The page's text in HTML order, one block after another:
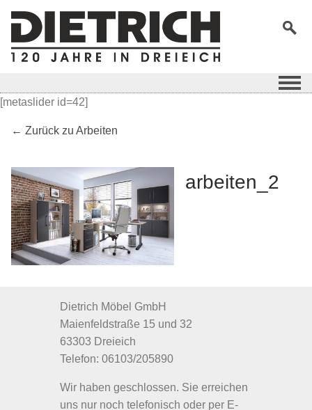
[metaslider id=42]
← Zurück zu Arbeiten
arbeiten_2
Dietrich Möbel GmbH
Maienfeldstraße 15 und 32
63303 Dreieich
Telefon: 06103/205890
Wir haben geschlossen. Sie erreichen
uns nur noch telefonisch oder per E-